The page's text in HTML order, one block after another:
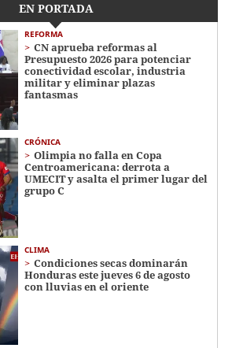
EN PORTADA
REFORMA
CN aprueba reformas al
Presupuesto 2026 para potenciar
conectividad escolar, industria
militar y eliminar plazas
fantasmas
CRÓNICA
Olimpia no falla en Copa
Centroamericana: derrota a
UMECIT y asalta el primer lugar del
grupo C
CLIMA
Condiciones secas dominarán
Honduras este jueves 6 de agosto
con lluvias en el oriente